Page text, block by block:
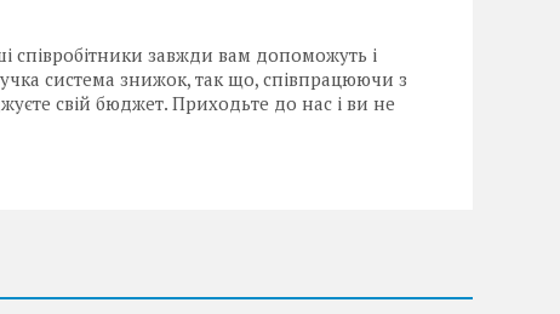
співробітники завжди вам допоможуть і
система знижок, так що, співпрацюючи з
свій бюджет. Приходьте до нас і ви не